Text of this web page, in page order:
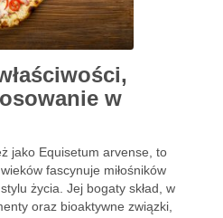
w
jako Equisetum arvense, to
fascynuje miłośników
życia. Jej bogaty skład, w
oraz bioaktywne związki,